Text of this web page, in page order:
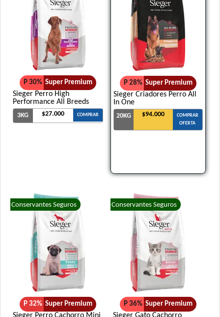
P 30% Super Premium
Sieger Perro High
Performance All Breeds
3KG $27.000 COMPRAR
P 28% Super Premium
Sieger Criadores Perro All
In One
20KG $94.000
COMPRAR
OFERTA
Conservantes Seguros
P 32% Super Premium
Sieger Perro Cachorro Mini
Conservantes Seguros
P 36% Super Premium
Sieger Gato Cachorro